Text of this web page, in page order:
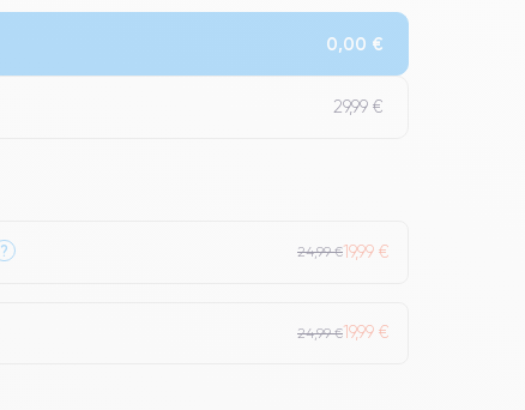
0,00 €
29,99 €
? 24,99 €19,99 €
24,99 €19,99 €